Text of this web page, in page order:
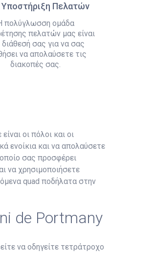
Πελατών
πολύγλωσση ομάδα
πελατών μας είναι
σας για να σας
να απολαύσετε τις
διακοπές σας.
οι πόλοι και οι
ενοίκια και να απολαύσετε
σας προσφέρει
να χρησιμοποιήσετε
quad ποδήλατα στην
de Portmany
να οδηγείτε τετράτροχο